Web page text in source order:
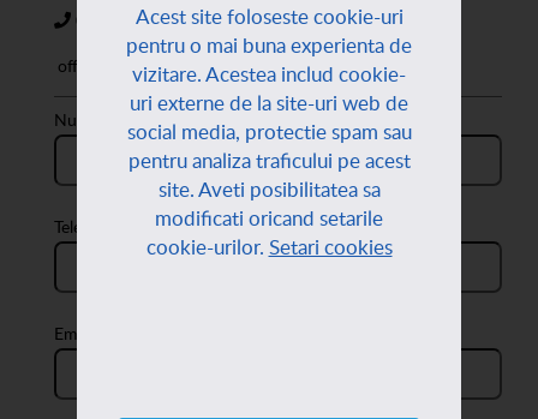
Acest site foloseste cookie-uri
pentru o mai buna experienta de
vizitare. Acestea includ cookie-
uri externe de la site-uri web de
social media, protectie spam sau
pentru analiza traficului pe acest
site. Aveti posibilitatea sa
modificati oricand setarile
cookie-urilor. Setari cookies
0720899810
office@partener-imobiliare.ro
Nume:
Telefon:
Email: